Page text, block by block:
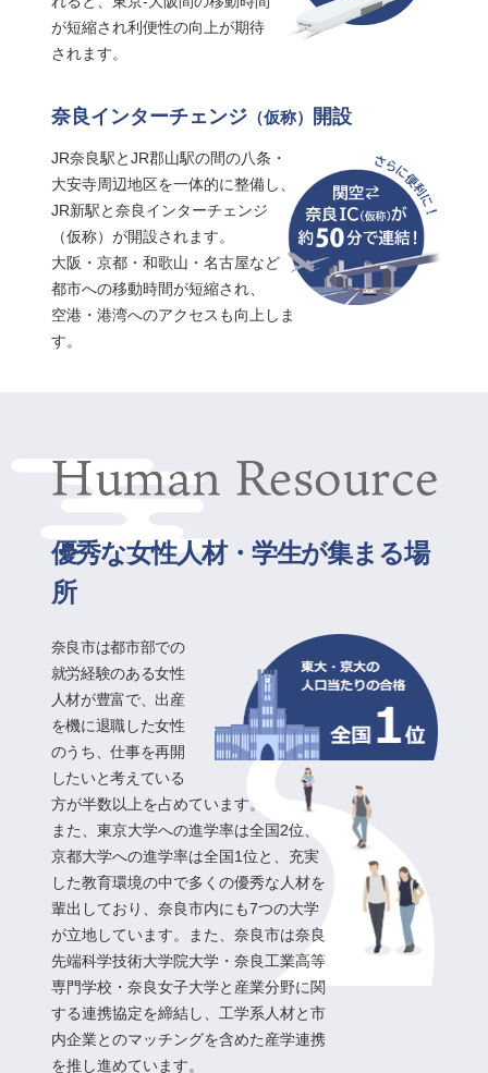
が短縮され利便性の向上が期待
されます。
奈良インターチェンジ（仮称） 開設
JR奈良駅とJR郡山駅の間の八条・
大安寺周辺地区を一体的に整備し、
JR新駅と奈良インターチェンジ
（仮称）が開設されます。
大阪・京都・和歌山・名古屋など
都市への移動時間が短縮され、
空港・港湾へのアクセスも向上しま
す。
優秀な女性人材・学生が集まる場
所
奈良市は都市部での
就労経験のある女性
人材が豊富で、出産
を機に退職した女性
のうち、仕事を再開
したいと考えている
方が半数以上を占めています。
また、東京大学への進学率は全国2位、
京都大学への進学率は全国1位と、 充実
した教育環境の中で多くの優秀な人材を
輩出しており、 奈良市内にも7つの大学
が立地しています。
また、奈良市は奈良
先端科学技術大学院大学・奈良工業高等
専門学校 ・奈良女子大学と産業分野に関
する連携協定を締結し、工学系人材と市
内企業とのマッチングを含めた産学連携
を推し進めています。